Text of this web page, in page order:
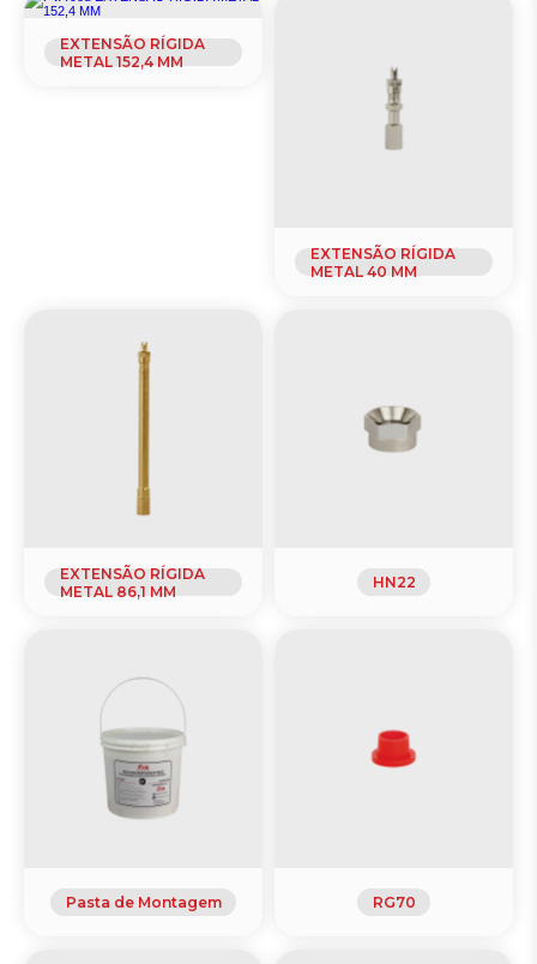
EXTENSÃO RÍGIDA
METAL 152,4 MM
EXTENSÃO RÍGIDA
METAL 40 MM
EXTENSÃO RÍGIDA
METAL 86,1 MM
HN22
Pasta de Montagem RG70